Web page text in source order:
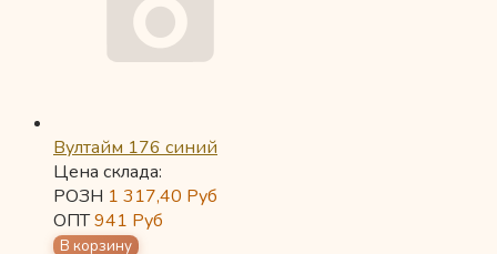
Вултайм 176 синий
Цена склада:
РОЗН 1 317,40 Руб
ОПТ941 Руб